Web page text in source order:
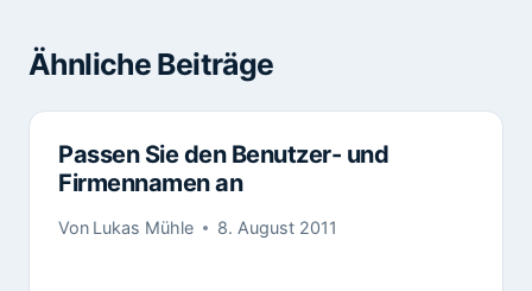
Ähnliche Beiträge
Passen Sie den Benutzer- und
Firmennamen an
Von Lukas Mühle 8. August 2011